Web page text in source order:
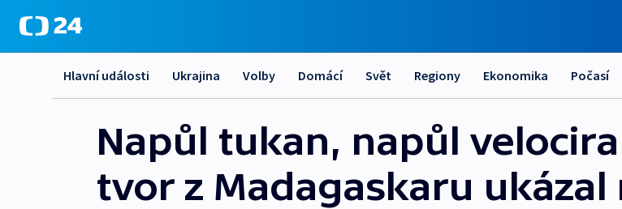
Hlavní události Ukrajina Volby Domácí Svět Regiony Ekonomika Počasí
Napůl tukan, napůl
tvor z Madagaskaru